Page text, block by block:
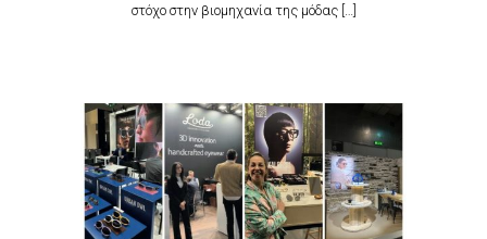
στόχο στην βιομηχανία της μόδας […]